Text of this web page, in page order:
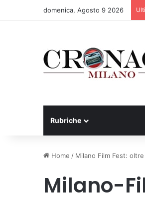
domenica, Agosto 9 2026
Rubriche
Home / Milano Film Fest:
Milano-